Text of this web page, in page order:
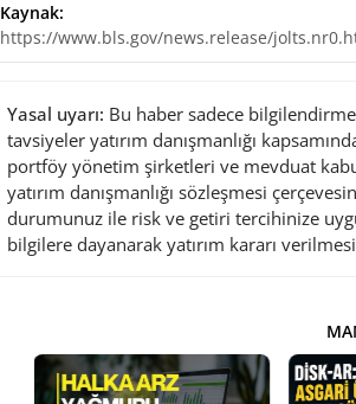
Kaynak:
https://www.bls.gov/news.release/
Yasal uyarı: Bu haber sadece
tavsiyeler yatırım danışmanlığı
portföy yönetim şirketleri ve mevduat
yatırım danışmanlığı sözleşmesi
durumunuz ile risk ve getiri tercihinize
bilgilere dayanarak yatırım kararı